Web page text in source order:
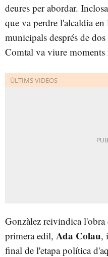
deures per abordar.
que va perdre l'alcaldia en
municipals després de
Comtal va viure moments
Gonzàlez reivindica l'obra
primera edil, Ada Colau,
final de l'etapa política